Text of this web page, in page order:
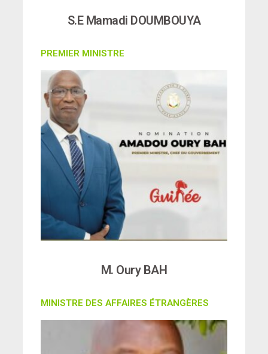
S.E Mamadi DOUMBOUYA
PREMIER MINISTRE
M. Oury BAH
MINISTRE DES AFFAIRES ÉTRANGÈRES